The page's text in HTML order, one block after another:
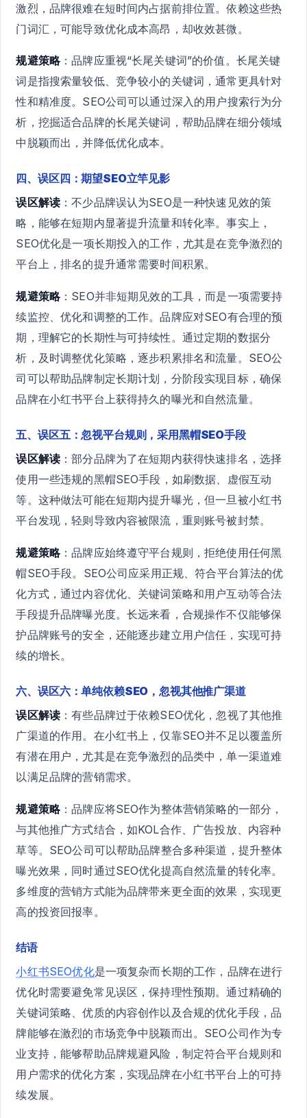
激烈，品牌很难在短时间内占据前排位置。依赖这些热
门词汇，可能导致优化成本高昂，却收效甚微。
规避策略：品牌应重视“长尾关键词”的价值。长尾关键
词是指搜索量较低、竞争较小的关键词，通常更具针对
性和精准度。SEO公司可以通过深入的用户搜索行为分
析，挖掘适合品牌的长尾关键词，帮助品牌在细分领域
中脱颖而出，并降低优化成本。
四、误区四：期望SEO立竿见影
误区解读 ：不少品牌误认为SEO是一种快速见效的策
略，能够在短期内显著提升流量和转化率。事实上，
SEO优化是一项长期投入的工作，尤其是在竞争激烈的
平台上，排名的提升通常需要时间积累。
规避策略：SEO并非短期见效的工具，而是一项需要持
续监控、优化和调整的工作。品牌应对SEO有合理的预
期，理解它的长期性与可持续性。通过定期的数据分
析，及时调整优化策略，逐步积累排名和流量。SEO公
司可以帮助品牌制定长期计划，分阶段实现目标，确保
品牌在小红书平台上获得持久的曝光和自然流量。
五、误区五：忽视平台规则，采用黑帽SEO手段
误区解读 ：部分品牌为了在短期内获得快速排名，选择
使用一些违规的黑帽SEO手段，如刷数据、虚假互动
等。这种做法可能在短期内提升曝光，但一旦被小红书
平台发现，轻则导致内容被限流，重则账号被封禁。
规避策略：品牌应始终遵守平台规则，拒绝使用任何黑
帽SEO手段。SEO公司应采用正规、符合平台算法的优
化方式，通过内容优化、关键词策略和用户互动等合法
手段提升品牌曝光度。长远来看，合规操作不仅能够保
护品牌账号的安全，还能逐步建立用户信任，实现可持
续的增长。
六、误区六：单纯依赖SEO，忽视其他推广渠道
误区解读 ：有些品牌过于依赖SEO优化，忽视了其他推
广渠道的作用。在小红书上，仅靠SEO并不足以覆盖所
有潜在用户，尤其是在竞争激烈的品类中，单一渠道难
以满足品牌的营销需求。
规避策略：品牌应将SEO作为整体营销策略的一部分，
与其他推广方式结合，如KOL合作、广告投放、内容种
草等。SEO公司可以帮助品牌整合多种渠道，提升整体
曝光效果，同时通过SEO优化提高自然流量的转化率。
多维度的营销方式能为品牌带来更全面的效果，实现更
高的投资回报率。
结语
小红书SEO优化是一项复杂而长期的工作，品牌在进行
优化时需要避免常见误区，保持理性预期。通过精确的
关键词策略、优质的内容创作以及合规的优化手段，品
牌能够在激烈的市场竞争中脱颖而出。SEO公司作为专
业支持，能够帮助品牌规避风险，制定符合平台规则和
用户需求的优化方案，实现品牌在小红书平台上的可持
续发展。